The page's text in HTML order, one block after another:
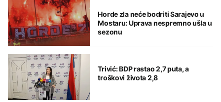
Horde zla neće bodriti Sarajevo u
Mostaru: Uprava nespremno ušla u
sezonu
Trivić: BDP rastao 2,7 puta, a
troškovi života 2,8